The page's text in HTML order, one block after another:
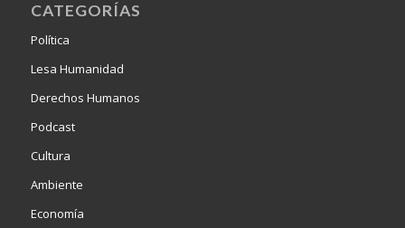
CATEGORÍAS
Política
Lesa Humanidad
Derechos Humanos
Podcast
Cultura
Ambiente
Economía